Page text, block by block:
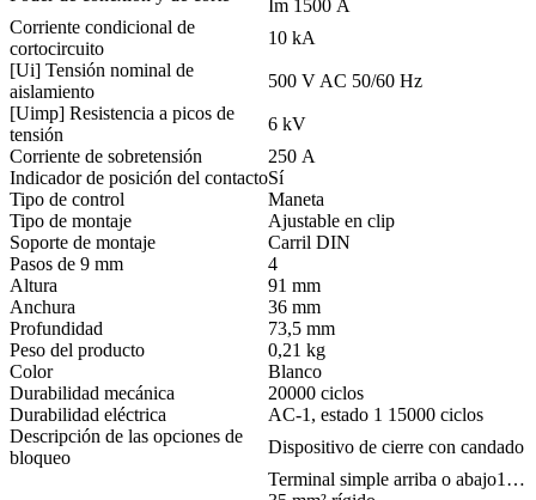
Im 1500 A
Corriente condicional de
cortocircuito
10 kA
[Ui] Tensión nominal de
aislamiento
500 V AC 50/60 Hz
[Uimp] Resistencia a picos de
tensión
6 kV
Corriente de sobretensión
250 A
Indicador de posición del contactoSí
Tipo de control
Maneta
Tipo de montaje
Ajustable en clip
Soporte de montaje
Carril DIN
Pasos de 9 mm
4
Altura
91 mm
Anchura
36 mm
Profundidad
73,5 mm
Peso del producto
0,21 kg
Color
Blanco
Durabilidad mecánica
20000 ciclos
Durabilidad eléctrica
AC-1, estado 1 15000 ciclos
Descripción de las opciones de
bloqueo
Dispositivo de cierre con candado
Terminal simple arriba o abajo1…